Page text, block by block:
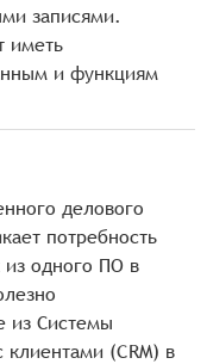
записями.
иметь
и функциям
делового
потребность
из одного ПО в
из Системы
(CRM) в